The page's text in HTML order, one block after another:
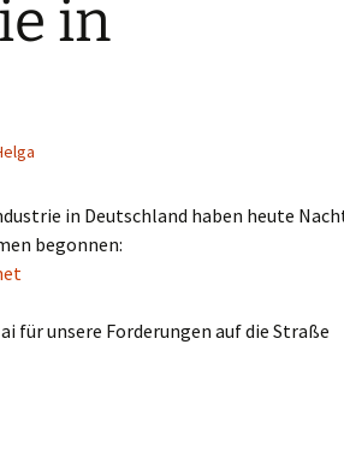
in
in Deutschland haben heute
begonnen:
für unsere Forderungen auf die Straße